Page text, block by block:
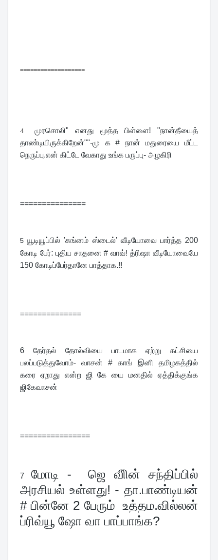
===================
4முரசொலி" எனது மூத்த பிள்ளை! "நான்தீயைத்
தாண்டியிருக்கிறேன்""-மு க # நான் மதுரையை மீட்ட
நெருப்பு.என் கிட்டே வேகாது உங்க பருப்பு- அழகிரி
===============
5 யூடியூப்பில் 'கங்னம் ஸ்டைல்' வீடியோவை பார்த்த 200
கோடி பேர்: புதிய சாதனை # வாவ்! த்ரிஷா வீடியோவையே
150 கோடிப்பேர்தானே பாத்தாக.!!
==============
6 தேர்தல் தோல்வியை பாடமாக ஏற்று கட்சியை
பலப்படுத்துவோம்- வாசன் # காங் இனி தமிழகத்தில்
கரை ஏறாது என்ற ஜி கே யை மனதில் ஏத்திக்குங்க
ஜிகேவாசன்
================
7 மோடி -  ஜெ விின் சந்திப்பில்
அரசியல் உள்ளது! - தா.பாண்டியன்
# பின்னே 2 பேரும்  உத்தம.வில்லன்
ப்ரிவ்யூ ஷோ வா பாப்பாங்க?